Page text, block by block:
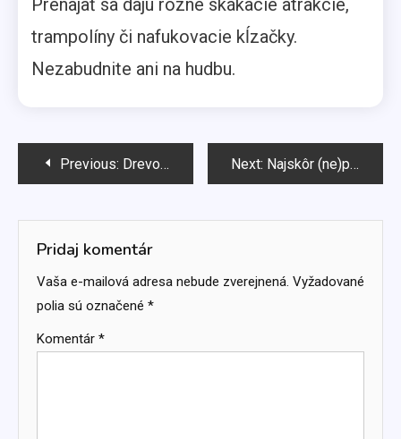
Prenajať sa dajú rôzne skákacie atrakcie,
trampolíny či nafukovacie kĺzačky.
Nezabudnite ani na hudbu.
Navigácia
článku
Previous: Drevo je na podlahu ako stvorené! Next: Najskôr (ne)potrebujete pre vaše dieťatko odsávačku, neskôr stoličku
Pridaj komentár
Vaša e-mailová adresa nebude zverejnená. Vyžadované
polia sú označené *
Komentár *